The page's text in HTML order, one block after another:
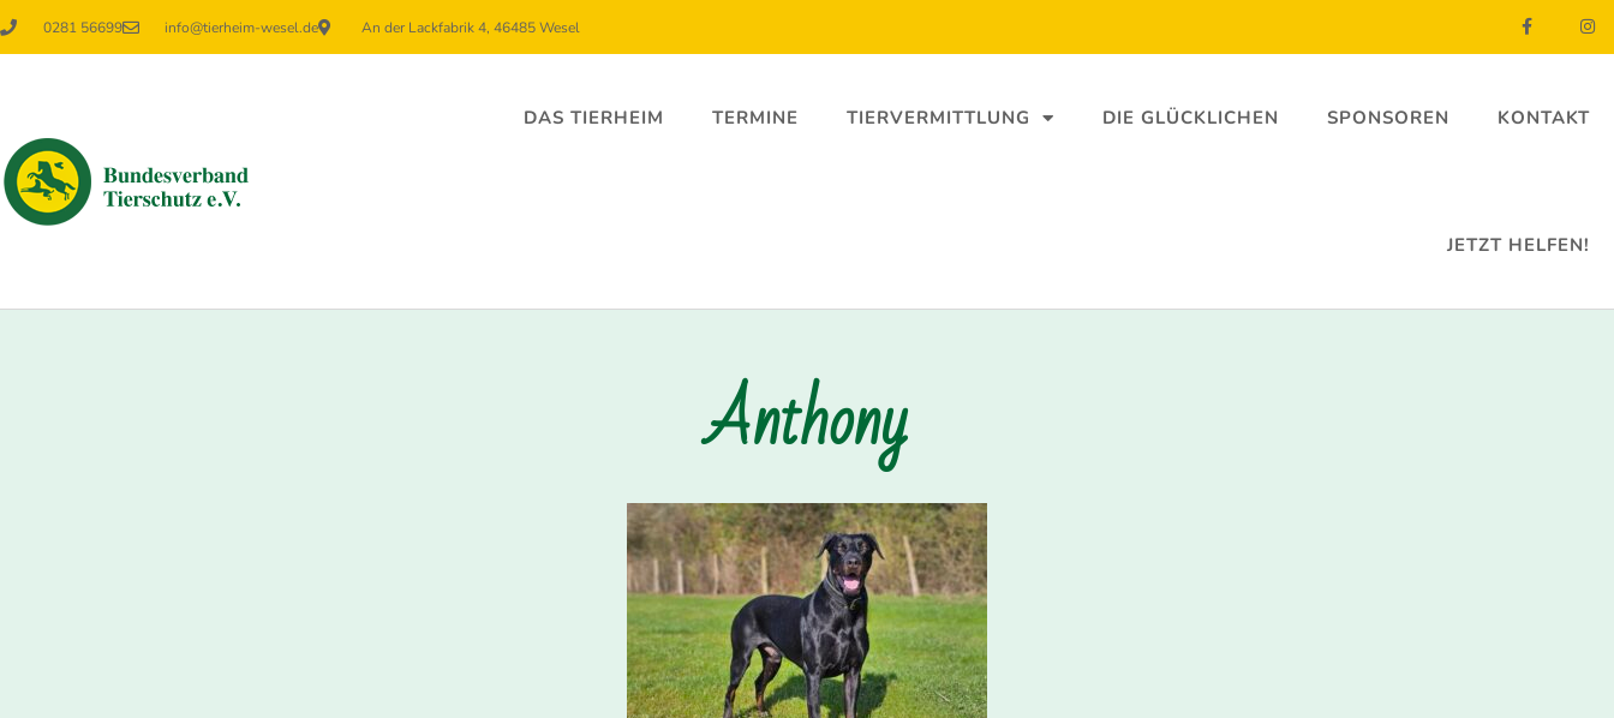
0281 56699 info@tierheim-wesel.de An der Lackfabrik 4, 46485 Wesel
DAS TIERHEIM TERMINE TIERVERMITTLUNG DIE GLÜCKLICHEN SPONSOREN KONTAKT
JETZT HELFEN!
Anthony